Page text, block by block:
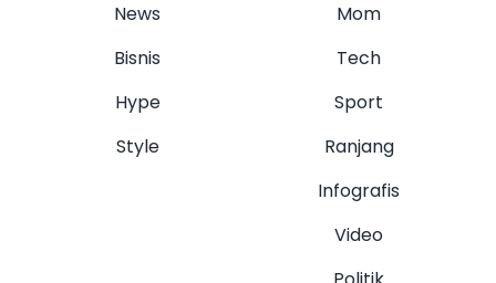
News
Bisnis
Hype
Style
Mom
Tech
Sport
Ranjang
Infografis
Video